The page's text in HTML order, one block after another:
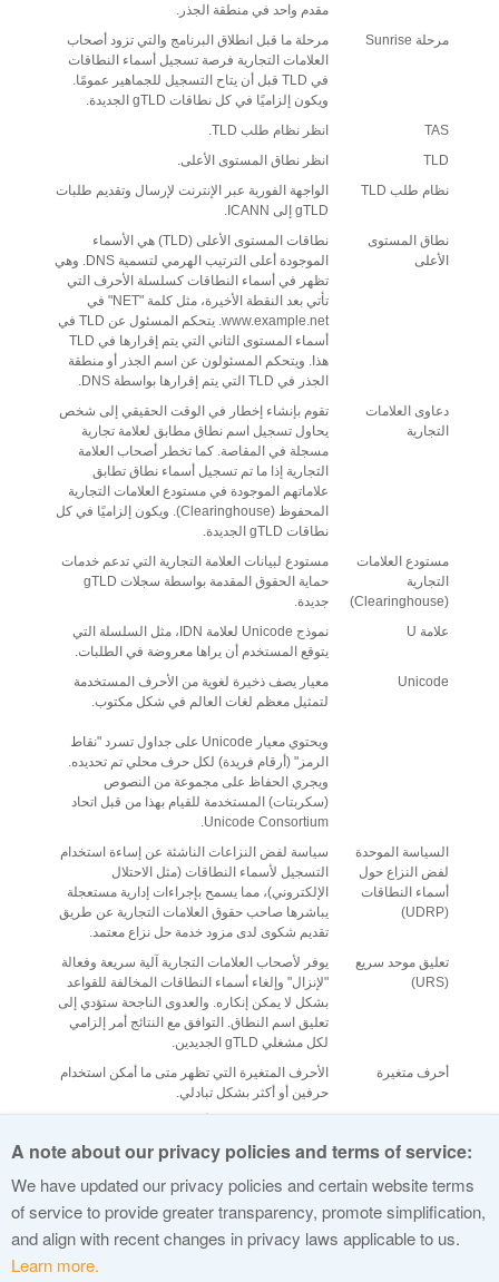
مقدم واحد في منطقة الجذر.
مرحلة Sunrise
مرحلة ما قبل انطلاق البرنامج والتي تزود أصحاب
العلامات التجارية فرصة تسجيل أسماء النطاقات
في TLD قبل أن يتاح التسجيل للجماهير عمومًا.
ويكون إلزاميًا في كل نطاقات gTLD الجديدة.
TAS
انظر نظام طلب TLD.
TLD
انظر نطاق المستوى الأعلى.
نظام طلب TLD
الواجهة الفورية عبر الإنترنت لإرسال وتقديم طلبات
gTLD إلى ICANN.
نطاق المستوى
الأعلى
نطاقات المستوى الأعلى (TLD) هي الأسماء
الموجودة أعلى الترتيب الهرمي لتسمية DNS. وهي
تظهر في أسماء النطاقات كسلسلة الأحرف التي
تأتي بعد النقطة الأخيرة، مثل كلمة "NET" في
www.example.net. يتحكم المسئول عن TLD في
أسماء المستوى الثاني التي يتم إقرارها في TLD
هذا. ويتحكم المسئولون عن اسم الجذر أو منطقة
الجذر في TLD التي يتم إقرارها بواسطة DNS.
دعاوى العلامات
التجارية
تقوم بإنشاء إخطار في الوقت الحقيقي إلى شخص
يحاول تسجيل اسم نطاق مطابق لعلامة تجارية
مسجلة في المقاصة. كما تخطر أصحاب العلامة
التجارية إذا ما تم تسجيل أسماء نطاق تطابق
علاماتهم الموجودة في مستودع العلامات التجارية
المحفوظ (Clearinghouse). ويكون إلزاميًا في كل
نطاقات gTLD الجديدة.
مستودع العلامات
التجارية
(Clearinghouse)
مستودع لبيانات العلامة التجارية التي تدعم خدمات
حماية الحقوق المقدمة بواسطة سجلات gTLD
جديدة.
علامة U
نموذج Unicode لعلامة IDN، مثل السلسلة التي
يتوقع المستخدم أن يراها معروضة في الطلبات.
Unicode
معيار يصف ذخيرة لغوية من الأحرف المستخدمة
لتمثيل معظم لغات العالم في شكل مكتوب.
ويحتوي معيار Unicode على جداول تسرد "نقاط
الرمز" (أرقام فريدة) لكل حرف محلي تم تحديده.
ويجري الحفاظ على مجموعة من النصوص
(سكربتات) المستخدمة للقيام بهذا من قبل اتحاد
Unicode Consortium.
السياسة الموحدة
لفض النزاع حول
أسماء النطاقات
(UDRP)
سياسة لفض النزاعات الناشئة عن إساءة استخدام
التسجيل لأسماء النطاقات (مثل الاحتلال
الإلكتروني)، مما يسمح بإجراءات إدارية مستعجلة
يباشرها صاحب حقوق العلامات التجارية عن طريق
تقديم شكوى لدى مزود خدمة حل نزاع معتمد.
تعليق موحد سريع
(URS)
يوفر لأصحاب العلامات التجارية آلية سريعة وفعالة
"لإنزال" وإلغاء أسماء النطاقات المخالفة للقواعد
بشكل لا يمكن إنكاره. والعدوى الناجحة ستؤدي إلى
تعليق اسم النطاق. التوافق مع النتائج أمر إلزامي
لكل مشغلي gTLD الجديدين.
أحرف متغيرة
الأحرف المتغيرة التي تظهر متى ما أمكن استخدام
حرفين أو أكثر بشكل تبادلي.
المتغيرة
من جدول IDN محل حرف واحد أو أكثر في سلسلة
ما.
Whois
السجلات التي تحتوي على معلومات التسجيل بشأن
أسماء النطاقات.
A note about our privacy policies and terms of service:
We have updated our privacy policies and certain website terms
of service to provide greater transparency, promote simplification,
and align with recent changes in privacy laws applicable to us.
Learn more.